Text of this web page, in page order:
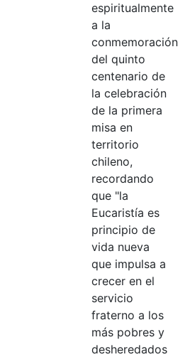
espiritualmente
a la
conmemoración
del quinto
centenario de
la celebración
de la primera
misa en
territorio
chileno,
recordando
que "la
Eucaristía es
principio de
vida nueva
que impulsa a
crecer en el
servicio
fraterno a los
más pobres y
desheredados